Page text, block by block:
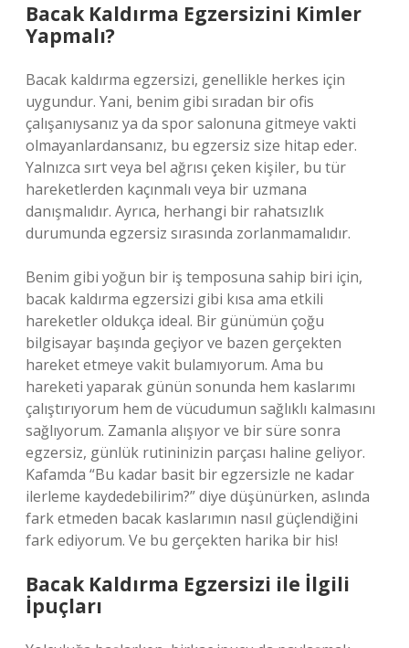
Bacak Kaldırma Egzersizini Kimler
Yapmalı?
Bacak kaldırma egzersizi, genellikle herkes için
uygundur. Yani, benim gibi sıradan bir ofis
çalışanıysanız ya da spor salonuna gitmeye vakti
olmayanlardansanız, bu egzersiz size hitap eder.
Yalnızca sırt veya bel ağrısı çeken kişiler, bu tür
hareketlerden kaçınmalı veya bir uzmana
danışmalıdır. Ayrıca, herhangi bir rahatsızlık
durumunda egzersiz sırasında zorlanmamalıdır.
Benim gibi yoğun bir iş temposuna sahip biri için,
bacak kaldırma egzersizi gibi kısa ama etkili
hareketler oldukça ideal. Bir günümün çoğu
bilgisayar başında geçiyor ve bazen gerçekten
hareket etmeye vakit bulamıyorum. Ama bu
hareketi yaparak günün sonunda hem kaslarımı
çalıştırıyorum hem de vücudumun sağlıklı kalmasını
sağlıyorum. Zamanla alışıyor ve bir süre sonra
egzersiz, günlük rutininizin parçası haline geliyor.
Kafamda “Bu kadar basit bir egzersizle ne kadar
ilerleme kaydedebilirim?” diye düşünürken, aslında
fark etmeden bacak kaslarımın nasıl güçlendiğini
fark ediyorum. Ve bu gerçekten harika bir his!
Bacak Kaldırma Egzersizi ile İlgili
İpuçları